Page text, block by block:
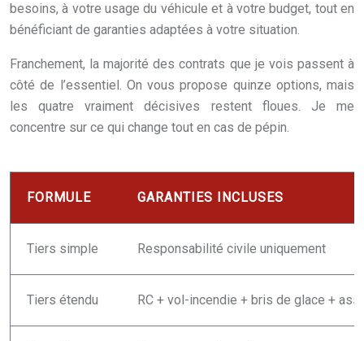
besoins, à votre usage du véhicule et à votre budget, tout en
bénéficiant de garanties adaptées à votre situation.
Franchement, la majorité des contrats que je vois passent à
côté de l’essentiel. On vous propose quinze options, mais
les quatre vraiment décisives restent floues. Je me
concentre sur ce qui change tout en cas de pépin.
FORMULE GARANTIES INCLUSES
Tiers simple Responsabilité civile uniquement
Tiers étendu RC + vol-incendie + bris de glace +